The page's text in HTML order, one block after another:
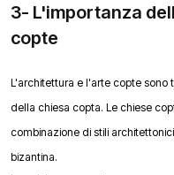
3- L'importanza
copte
L'architettura e l'arte copte sono
della chiesa copta. Le chiese
combinazione di stili
bizantina.